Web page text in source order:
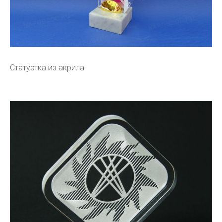
Статуэтка из акрила